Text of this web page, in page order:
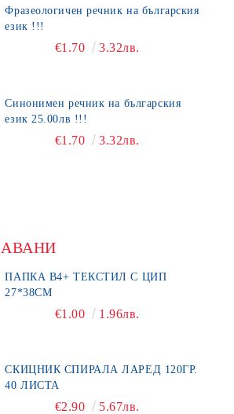
Фразеологичен речник на българския
език !!!
€1.70 3.32лв.
Синонимен речник на българския
език 25.00лв !!!
€1.70 3.32лв.
ПАПКА В4+ ТЕКСТИЛ С ЦИП
27*38СМ
€1.00 1.96лв.
СКИЦНИК СПИРАЛА ЛАРЕД 120ГР.
40 ЛИСТА
€2.90 5.67лв.